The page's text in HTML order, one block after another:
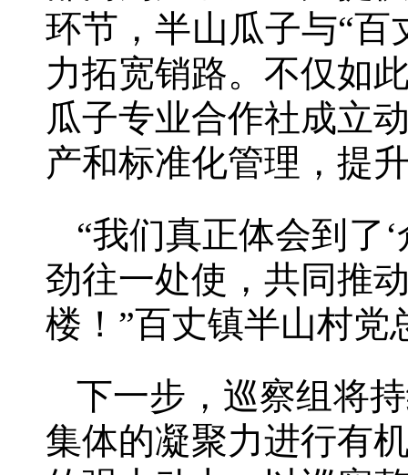
环节，半山瓜子与“
力拓宽销路。不仅如
瓜子专业合作社成立
产和标准化管理，提
“我们真正体会到了
劲往一处使，共同推
楼！”百丈镇半山村党
下一步，巡察组将
集体的凝聚力进行有